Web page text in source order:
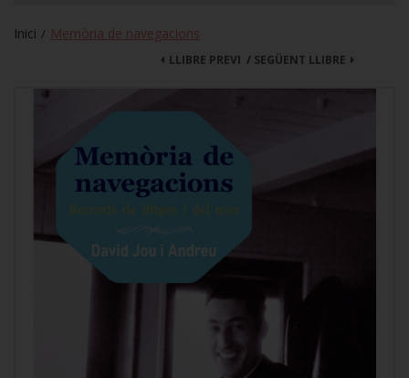
Inici / Memòria de navegacions
SEGÜENT LLIBRE
LLIBRE PREVI /